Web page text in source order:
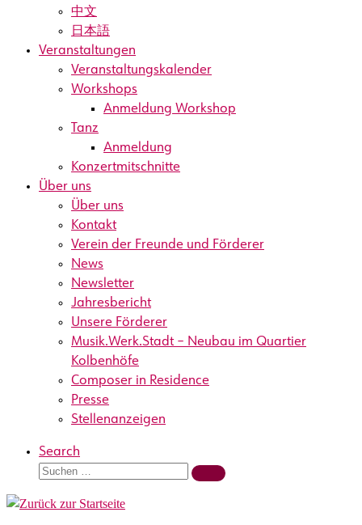
中文
日本語
Veranstaltungen
Veranstaltungskalender
Workshops
Anmeldung Workshop
Tanz
Anmeldung
Konzertmitschnitte
Über uns
Über uns
Kontakt
Verein der Freunde und Förderer
News
Newsletter
Jahresbericht
Unsere Förderer
Musik.Werk.Stadt – Neubau im Quartier
Kolbenhöfe
Composer in Residence
Presse
Stellenanzeigen
Search
Suche
Suchen …